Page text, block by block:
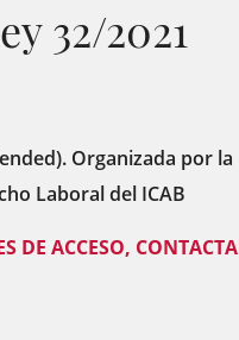
32/2021
Organizada por la
Laboral del ICAB
DE ACCESO,